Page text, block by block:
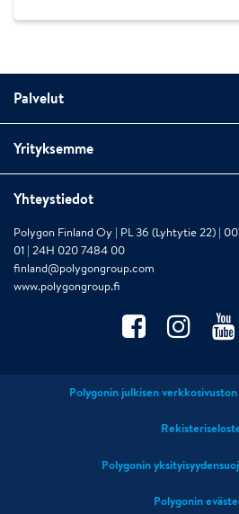
Palvelut
Yrityksemme
Yhteystiedot
Polygon Finland Oy | PL 36 (Lyhtytie 22) |
01 | 24H 020 7484 00
finland@polygongroup.com
www.polygongroup.fi
Polygonin julkisen
Polygonin
Polygonin